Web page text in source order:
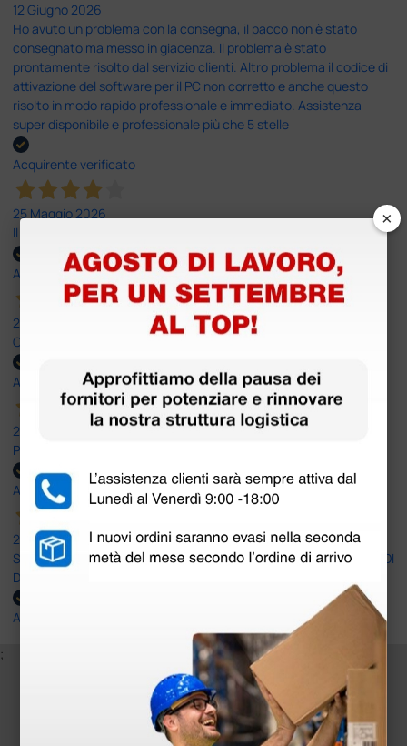
12 Giugno 2026
Ho avuto un problema con la consegna, il pacco non è stato
consegnato ma messo in giacenza. Il problema è stato
prontamente risolto dal servizio clienti. Altro problema il codice di
attivazione del software per il PC non corretto e anche questo
risolto in modo rapido professionale e immediato. Assistenza
super disponibile e professionale più che 5 stelle
Acquirente verificato
25 Maggio 2026
Il servizio e’ risultato buono, anche i tempi di consegna
Acquirente verificato
25 Maggio 2026
OTTIMO SITO E OTTIMO SERVIZIO
Acquirente verificato
25 Maggio 2026
Positiva esperienza di acquisto
Acquirente verificato
24 Maggio 2026
SONO UN CLIENTE SODDISFATTO E CHE APPREZZA LA SERIETA' DI
DOCTOR SHOP
Acquirente verificato
;
Iscriviti alla newsletter e ottieni il buono
sconto di benvenuto
×